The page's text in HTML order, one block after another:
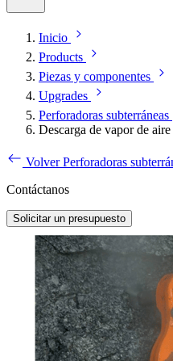
Inicio
Products
Piezas y componentes
Upgrades
Perforadoras subterráneas
Descarga de vapor de
Volver Perforadoras
Contáctanos
Solicitar un presupuesto